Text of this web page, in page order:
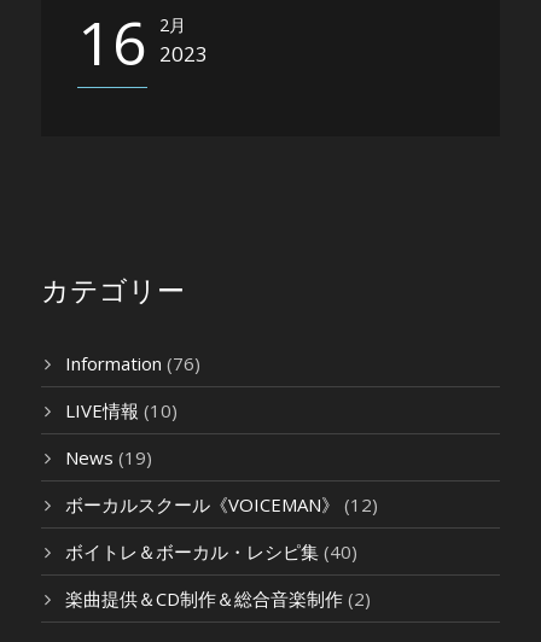
16 2月
2023
カテゴリー
Information (76)
LIVE情報 (10)
News (19)
ボーカルスクール《VOICEMAN》 (12)
ボイトレ＆ボーカル・レシピ集 (40)
楽曲提供＆CD制作＆総合音楽制作 (2)